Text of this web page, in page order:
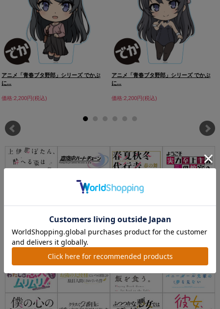
アニメ「青春ブタ野郎」シリーズ でかぷ
に...
価格:2,200円(税込)
アニメ「青春ブタ野郎」シリーズ でかぷ
に...
価格:2,200円(税込)